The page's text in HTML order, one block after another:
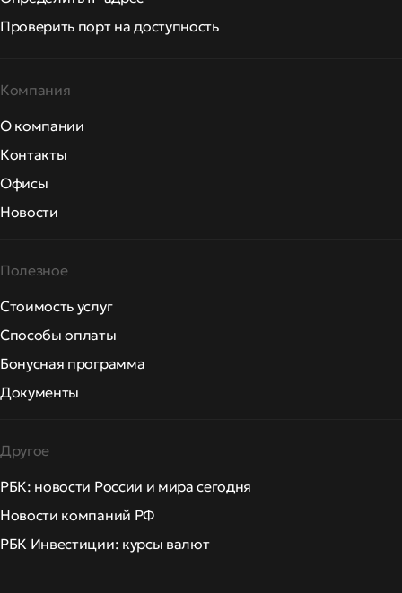
Проверить порт на доступность
Компания
О компании
Контакты
Офисы
Новости
Полезное
Стоимость услуг
Способы оплаты
Бонусная программа
Документы
Другое
РБК: новости России и мира сегодня
Новости компаний РФ
РБК Инвестиции: курсы валют